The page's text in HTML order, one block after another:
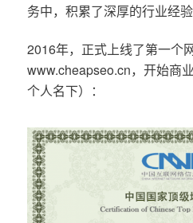
务中，积累了深厚的行业经验
2016年，正式上线了第一个网
www.cheapseo.cn，开始商
个人名下）：